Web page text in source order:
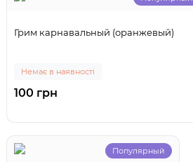
Грим карнавальный (оранжевый)
Немає в наявності
100 грн
Популярный